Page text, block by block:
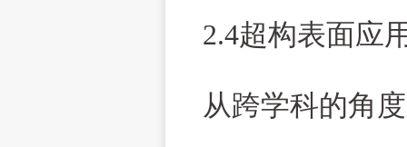
2.4超构表面应
从跨学科的角